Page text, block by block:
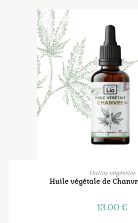
AJOUTER AU
Huiles végétales
Huile végétale de
13.00€